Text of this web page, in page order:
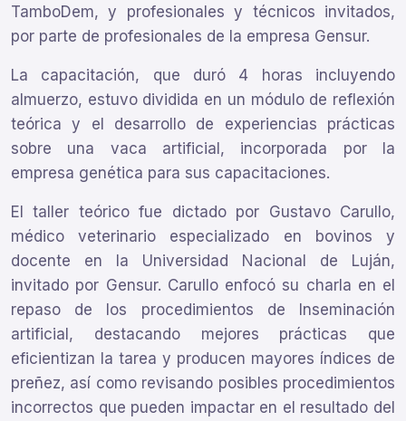
TamboDem, y profesionales y técnicos invitados,
por parte de profesionales de la empresa Gensur.
La capacitación, que duró 4 horas incluyendo
almuerzo, estuvo dividida en un módulo de reflexión
teórica y el desarrollo de experiencias prácticas
sobre una vaca artificial, incorporada por la
empresa genética para sus capacitaciones.
El taller teórico fue dictado por Gustavo Carullo,
médico veterinario especializado en bovinos y
docente en la Universidad Nacional de Luján,
invitado por Gensur. Carullo enfocó su charla en el
repaso de los procedimientos de Inseminación
artificial, destacando mejores prácticas que
eficientizan la tarea y producen mayores índices de
preñez, así como revisando posibles procedimientos
incorrectos que pueden impactar en el resultado del